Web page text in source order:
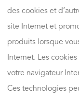
des cookies et
site Internet et
produits lorsque
Internet. Les
votre navigateur
Ces technologies